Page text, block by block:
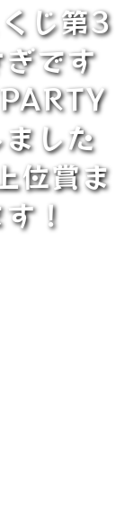
じ第3
です
した
位賞ま
！